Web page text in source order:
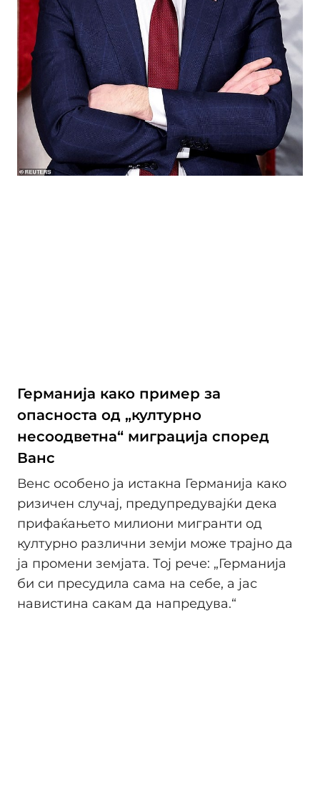
Германија како пример за
опасноста од „културно
несоодветна“ миграција според
Ванс
Венс особено ја истакна Германија како
ризичен случај, предупредувајќи дека
прифаќањето милиони мигранти од
културно различни земји може трајно да
ја промени земјата. Тој рече: „Германија
би си пресудила сама на себе, а јас
навистина сакам да напредува.“